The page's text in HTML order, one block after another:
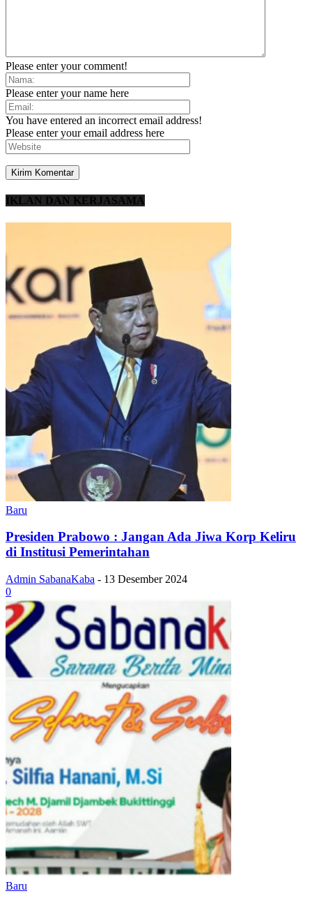
Please enter your comment!
Please enter your name here
You have entered an incorrect email address!
Please enter your email address here
IKLAN DAN KERJASAMA
Baru
Presiden Prabowo : Jangan Ada Jiwa Korp Keliru
di Institusi Pemerintahan
Admin SabanaKaba - 13 Desember 2024
0
Baru